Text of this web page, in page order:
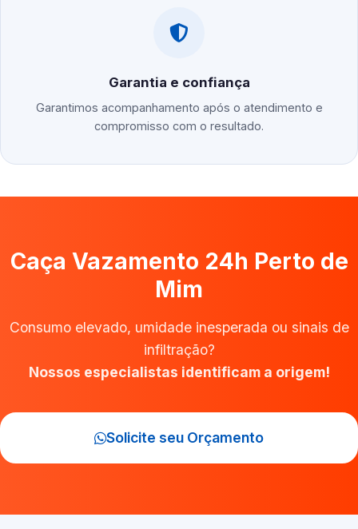
Garantia e confiança
Garantimos acompanhamento após o atendimento e
compromisso com o resultado.
Caça Vazamento 24h Perto de
Mim
Consumo elevado, umidade inesperada ou sinais de
infiltração?
Nossos especialistas identificam a origem!
Solicite seu Orçamento